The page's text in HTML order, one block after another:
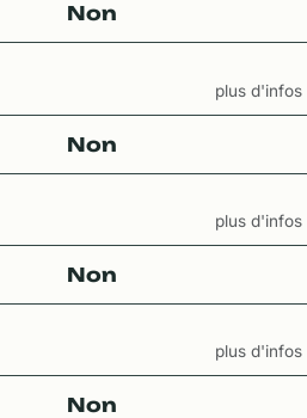
Non
plus d'infos
Non
plus d'infos
Non
plus d'infos
Non